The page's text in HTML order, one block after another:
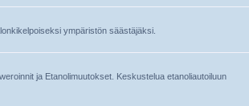
ympäristön säästäjäksi.
ja Etanolimuutokset. Keskustelua etanoliautoiluun